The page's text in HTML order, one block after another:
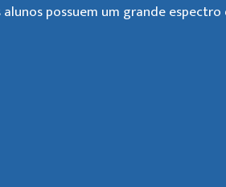
possuem um grande